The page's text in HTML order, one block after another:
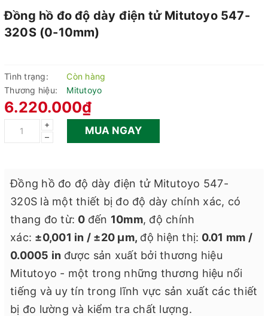
Đồng hồ đo độ dày điện tử Mitutoyo 547-
320S (0-10mm)
Tình trạng:
Còn hàng
Thương hiệu:
Mitutoyo
6.220.000₫
+
–
MUA NGAY
Đồng hồ đo độ dày điện tử Mitutoyo 547-
320S là một thiết bị đo độ dày chính xác, có
thang đo từ: 0 đến 10mm, độ chính
xác: ±0,001 in / ±20 µm, độ hiện thị: 0.01 mm /
0.0005 in được sản xuất bởi thương hiệu
Mitutoyo - một trong những thương hiệu nổi
tiếng và uy tín trong lĩnh vực sản xuất các thiết
bị đo lường và kiểm tra chất lượng.